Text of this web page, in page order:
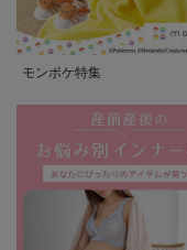
モンポケ特集